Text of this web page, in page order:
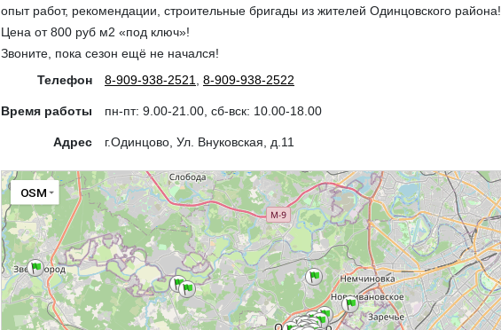
опыт работ, рекомендации, строительные бригады из жителей Одинцовского района!
Цена от 800 руб м2 «под ключ»!
Звоните, пока сезон ещё не начался!
Телефон
8-909-938-2521, 8-909-938-2522
Время работы пн-пт: 9.00-21.00, сб-вск: 10.00-18.00
Адрес г.Одинцово, Ул. Внуковская, д.11
OSM